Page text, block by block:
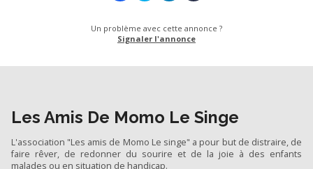
Un problème avec cette annonce ?
Signaler l'annonce
Les Amis De Momo Le Singe
L'association "Les amis de Momo Le singe" a pour but de distraire, de
faire rêver, de redonner du sourire et de la joie à des enfants
malades ou en situation de handicap.